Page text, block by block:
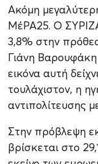
Ακόμη
ΜέΡΑ25. Ο
3,8% στην
Γιάνη
εικόνα αυτή
τουλάχιστον, η
αντιπολίτευσης
Στην πρόβλεψη
βρίσκεται στο